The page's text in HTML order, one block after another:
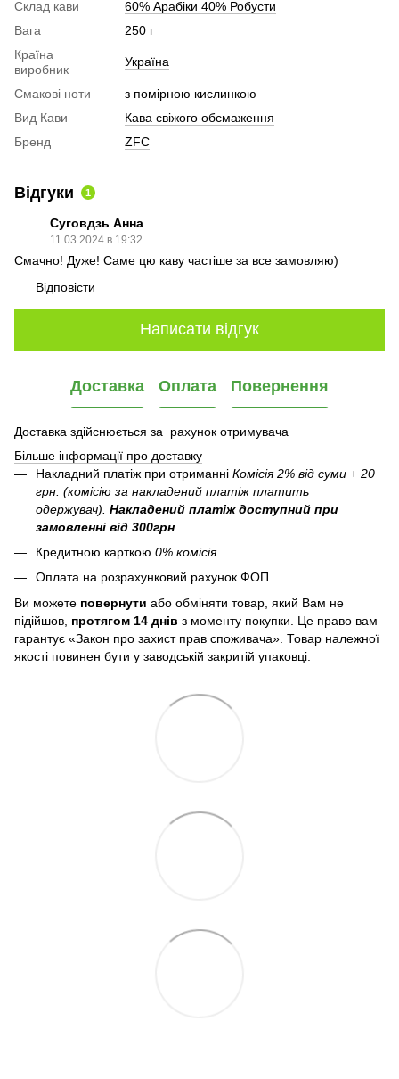
Склад кави
60% Арабіки 40% Робусти
Вага
250 г
Країна
виробник
Україна
Смакові ноти
з помірною кислинкою
Вид Кави
Кава свіжого обсмаження
Бренд
ZFC
Відгуки 1
Суговдзь Анна
11.03.2024 в 19:32
Смачно! Дуже! Саме цю каву частіше за все замовляю)
Відповісти
Написати відгук
Доставка Оплата Повернення
Доставка здійснюється за рахунок отримувача
Більше інформації про доставку
Накладний платіж при отриманні Комісія 2% від суми + 20
грн. (комісію за накладений платіж платить
одержувач). Накладений платіж доступний при
замовленні від 300грн
Кредитною карткою 0% комісія
Оплата на розрахунковий рахунок ФОП
Ви можете повернути або обміняти товар, який Вам не
підійшов, протягом 14 днів з моменту покупки. Це право вам
гарантує «Закон про захист прав споживача». Товар належної
якості повинен бути у заводській закритій упаковці.